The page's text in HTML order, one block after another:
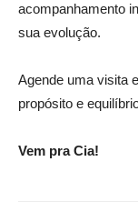
acompanhamento
sua evolução.
Agende uma visita
propósito e
Vem pra Cia!